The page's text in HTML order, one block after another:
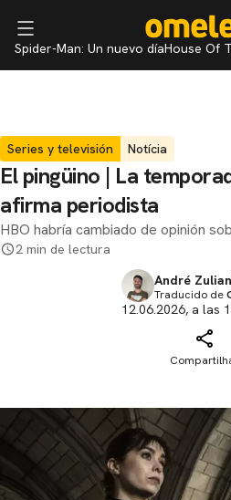
Spider-Man: Un nuevo díaHouse Of
Series y televisión Notícia
El pingüino | La
afirma periodista
HBO habría cambiado de opinión
2 min de lectura
André
Traducido de
12.06.2026, a las